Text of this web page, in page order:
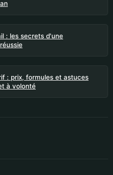
: les secrets d'une
: prix, formules et astuces
à volonté